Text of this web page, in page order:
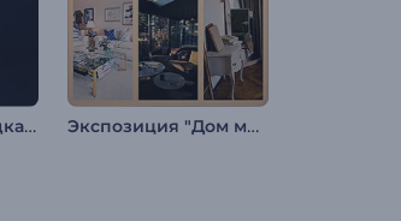
Интро релиза подкаста Экспозиция "Дом мечты"